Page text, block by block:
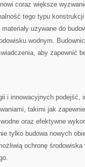
coraz większe
tego typu
używane do
wodnym.
aby zapewnić
i innowacyjnych podejść,
takimi jak
oraz efektywne
tylko budowa nowych
ochronę